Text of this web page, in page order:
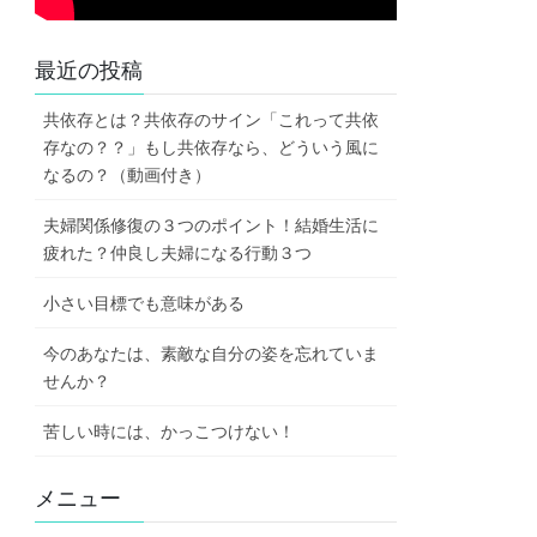
最近の投稿
共依存とは？共依存のサイン「これって共依
存なの？？」もし共依存なら、どういう風に
なるの？（動画付き）
夫婦関係修復の３つのポイント！結婚生活に
疲れた？仲良し夫婦になる行動３つ
小さい目標でも意味がある
今のあなたは、素敵な自分の姿を忘れていま
せんか？
苦しい時には、かっこつけない！
メニュー